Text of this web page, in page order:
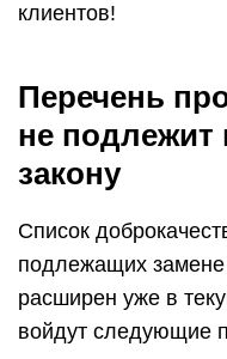
клиентов!
Перечень
не подлежит
закону
Список
подлежащих замене
расширен уже в
войдут следующие